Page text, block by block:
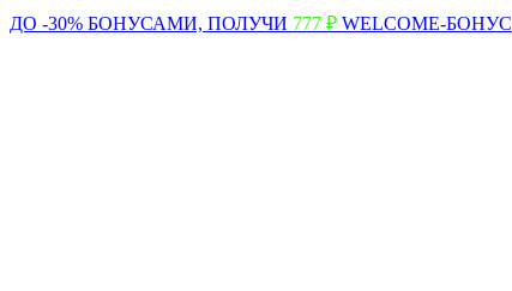
ДО -30% БОНУСАМИ, ПОЛУЧИ 777 ₽ WELCOME-БОНУС